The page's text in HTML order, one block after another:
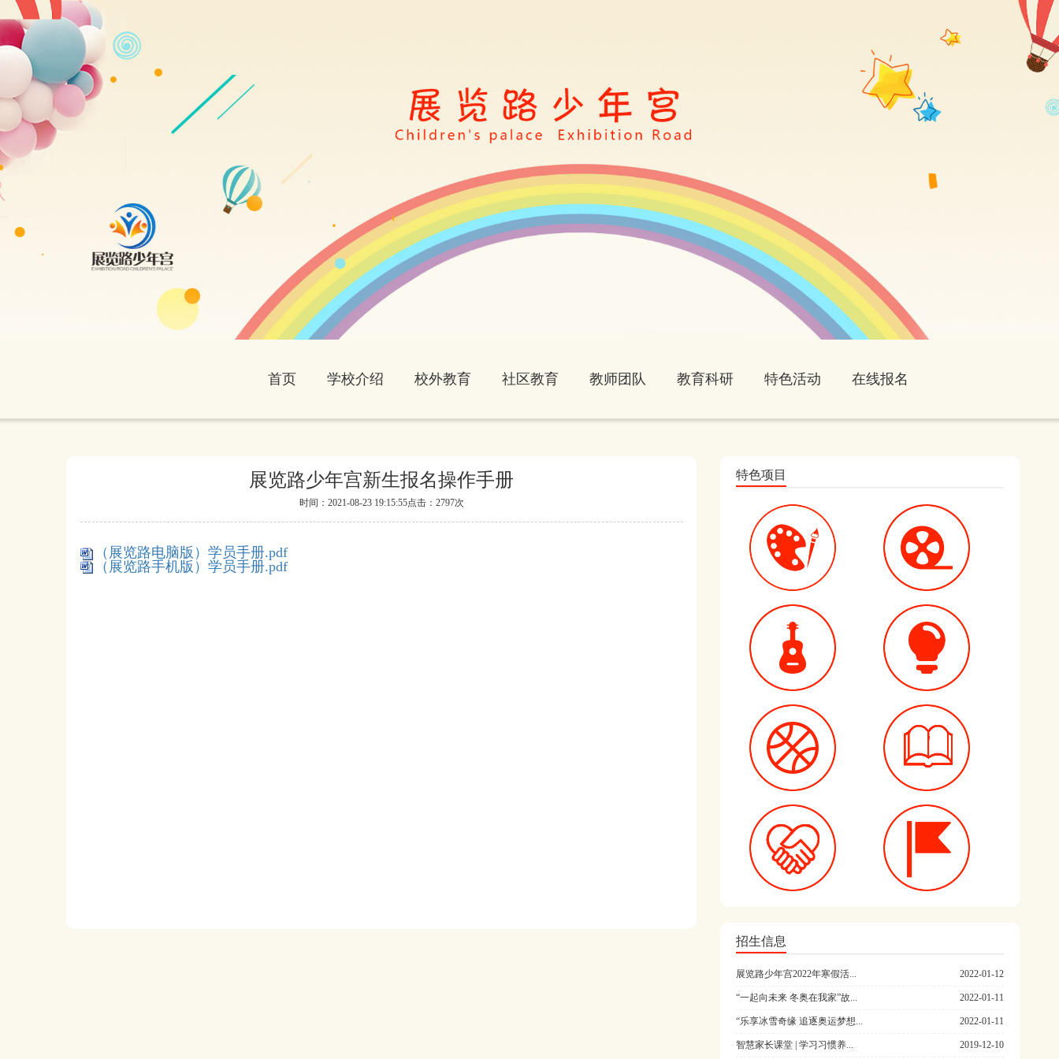
首页 学校介绍 校外教育 社区教育 教师团队 教育科研 特色活动 在线报名
展览路少年宫新生报名操作手册
时间：2021-08-23 19:15:55点击：2797次
（展览路电脑版）学员手册.pdf
（展览路手机版）学员手册.pdf
特色项目
招生信息
展览路少年宫2022年寒假活... 2022-01-12
“一起向未来 冬奥在我家”故... 2022-01-11
“乐享冰雪奇缘 追逐奥运梦想... 2022-01-11
智慧家长课堂 | 学习习惯养... 2019-12-10